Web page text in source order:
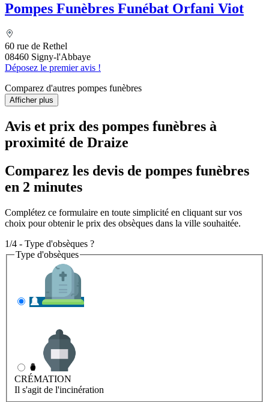
Pompes Funèbres Funébat Orfani Viot
60 rue de Rethel
08460 Signy-l'Abbaye
Déposez le premier avis !
Comparez d'autres pompes funèbres
Afficher plus
Avis et prix des pompes funèbres à
proximité de Draize
Comparez les devis de pompes funèbres
en 2 minutes
Complétez ce formulaire en toute simplicité en cliquant sur vos
choix pour obtenir le prix des obsèques dans la ville souhaitée.
1/4 - Type d'obsèques ?
Type d'obsèques
CRÉMATION
Il s'agit de l'incinération